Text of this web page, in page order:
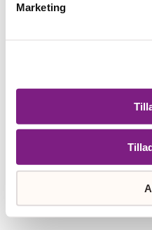
Marketing